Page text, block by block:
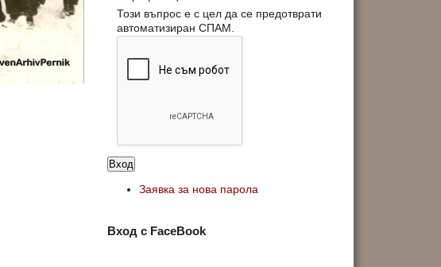
Този въпрос е с цел да се предотврати
автоматизиран СПАМ.
Заявка за нова парола
Вход с FaceBook